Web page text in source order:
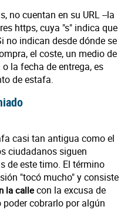
no cuentan en su URL --la
https, cuya "s" indica que
no indican desde dónde se
el coste, un medio de
la fecha de entrega, es
de estafa.
casi tan antigua como el
ciudadanos siguen
de este timo. El término
"tocó mucho" y consiste
la callecon la excusa de
cobrarlo por algún